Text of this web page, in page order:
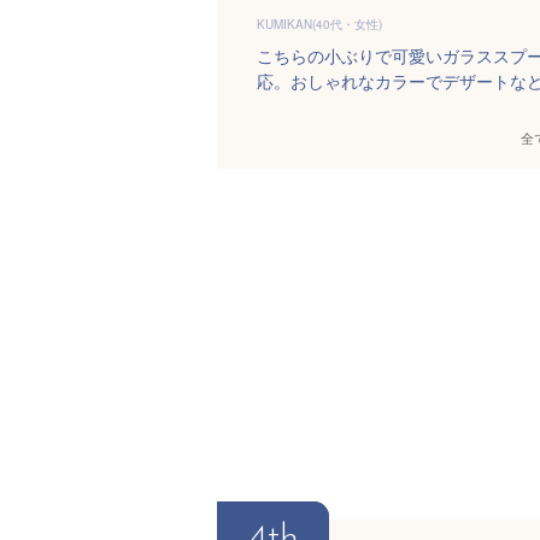
KUMIKAN(40代・女性)
こちらの小ぶりで可愛いガラススプ
応。おしゃれなカラーでデザートな
全